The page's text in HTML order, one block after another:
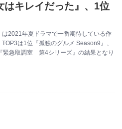
はキレイだった』、1位
2021年夏ドラマで一番期待している作
は1位『孤独のグルメ Season9』、
緊急取調室 第4シリーズ』の結果となり